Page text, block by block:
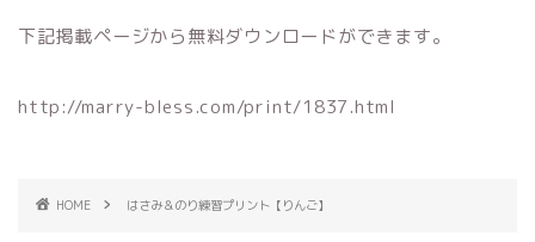
下記掲載ページから無料ダウンロードができます。
http://marry-bless.com/print/1837.html
HOME はさみ＆のり練習プリント【りんご】